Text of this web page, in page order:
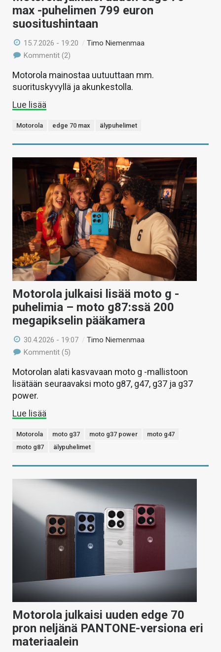
max -puhelimen 799 euron
suositushintaan
15.7.2026 - 19:20 /Timo Niemenmaa
Kommentit (2)
Motorola mainostaa uutuuttaan mm.
suorituskyvyllä ja akunkestolla.
Lue lisää
Motorola edge 70 max älypuhelimet
Motorola julkaisi lisää moto g -
puhelimia – moto g87:ssä 200
megapikselin pääkamera
30.4.2026 - 19:07 /Timo Niemenmaa
Kommentit (5)
Motorolan alati kasvavaan moto g -mallistoon
lisätään seuraavaksi moto g87, g47, g37 ja g37
power.
Lue lisää
Motorola moto g37 moto g37 power
moto g47
moto g87
älypuhelimet
Motorola julkaisi uuden edge 70
pron neljänä PANTONE-versiona eri
materiaalein